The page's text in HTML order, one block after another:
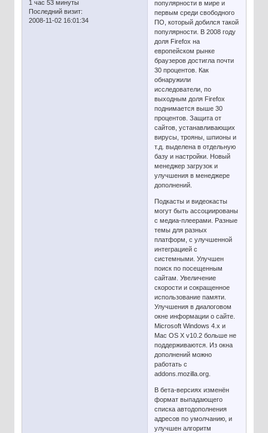
1 час 53 минуты
Последний визит:
2008-11-02 16:01:34
популярности в мире и
первым среди свободного
ПО, который добился такой
популярности. В 2008 году
доля Firefox на
европейском рынке
браузеров достигла почти
30 процентов. Как
обнаружили
исследователи, по
выходным доля Firefox
поднимается выше 30
процентов. Защита от
сайтов, устанавливающих
вирусы, трояны, шпионы и
т.д. выделена в отдельную
базу и настройки. Новый
менеджер загрузок и
улучшения в менеджере
дополнений.
Подкасты и видеокасты
могут быть ассоциированы
с медиа-плеерами. Разные
темы для разных
платформ, с улучшенной
интеграцией с
системными. Улучшен
поиск по посещенным
сайтам. Увеличение
скорости и сокращенное
использование памяти.
Улучшения в диалоговом
окне информации о сайте.
Microsoft Windows 4.x и
Mac OS X v10.2 больше не
поддерживаются. Из окна
дополнений можно
работать с
addons.mozilla.org.
В бета-версиях изменён
формат выпадающего
списка автодополнения
адресов по умолчанию, и
улучшен алгоритм